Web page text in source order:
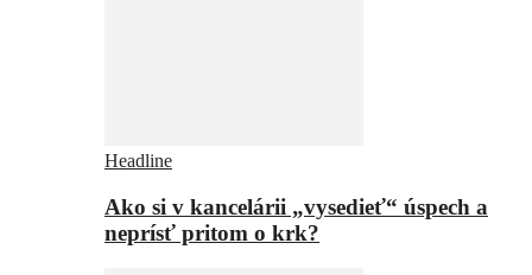
Headline
Ako si v kancelárii „vysedieť“ úspech a
neprísť pritom o krk?